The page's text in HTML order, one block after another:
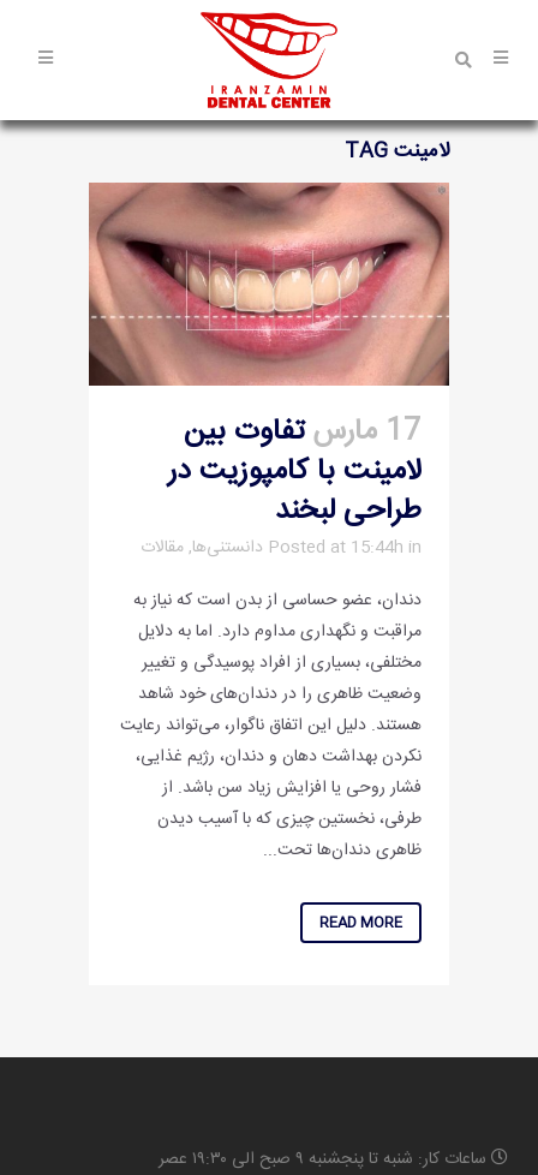
لامینت TAG
17 مارس
تفاوت بین
لامینت با کامپوزیت در
طراحی لبخند
Posted at 15:44h in دانستنی‌ها,مقالات
دندان، عضو حساسی از بدن است که نیاز به
مراقبت و نگهداری مداوم دارد. اما به دلایل
مختلفی، بسیاری از افراد پوسیدگی و تغییر
وضعیت ظاهری را در دندان‌های خود شاهد
هستند. دلیل این اتفاق ناگوار، می‌تواند رعایت
نکردن بهداشت دهان و دندان، رژیم غذایی،
فشار روحی یا افزایش زیاد سن باشد. از
طرفی، ‌نخستین چیزی که با آسیب دیدن
ظاهری دندان‌ها تحت...
READ MORE
ساعات کار: شنبه تا پنجشنبه ۹ صبح الی ۱۹:۳۰ عصر